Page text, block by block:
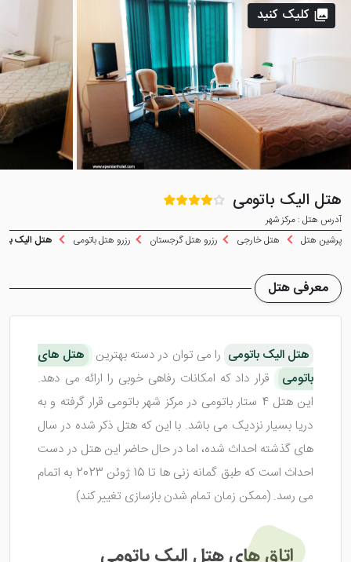
هتل الیک باتومی
آدرس هتل : مرکز شهر
پرشین هتل
هتل خارجی رزرو هتل گرجستان رزرو هتل باتومی هتل الیک
کلیک کنید
معرفی هتل
هتل الیک باتومی را می توان در دسته بهترین
هتل های
باتومی
قرار داد که امکانات رفاهی خوبی را ارائه می دهد.
این هتل 4 ستار باتومی در مرکز شهر باتومی قرار گرفته و به
دریا بسیار نزدیک می باشد. با این که هتل ذکر شده در سال
های گذشته احداث شده، اما در حال حاضر این هتل در دست
احداث است که طبق گمانه زنی ها تا 15 ژوئن 2023 به اتمام
می رسد. (ممکن زمان تمام شدن بازسازی تغییر کند)